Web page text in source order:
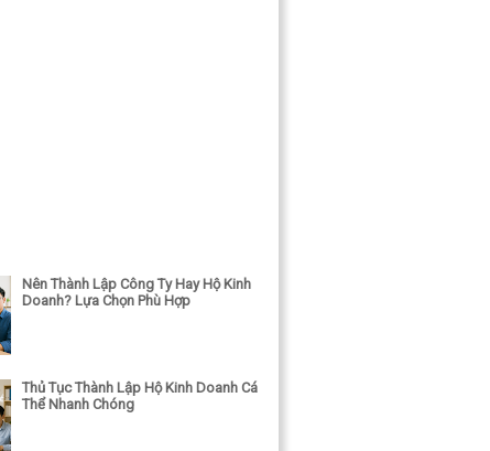
Nên Thành Lập Công Ty Hay Hộ Kinh
Doanh? Lựa Chọn Phù Hợp
Thủ Tục Thành Lập Hộ Kinh Doanh Cá
Thể Nhanh Chóng